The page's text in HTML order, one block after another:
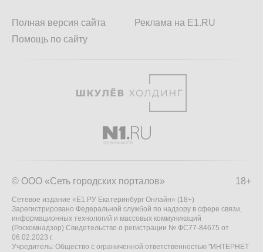
Полная версия сайта
Помощь по сайту
Реклама на E1.RU
18+
© ООО «Сеть городских порталов»
Сетевое издание «Е1.РУ Екатеринбург Онлайн» (18+)
Зарегистрировано Федеральной службой по надзору в сфере связи,
информационных технологий и массовых коммуникаций
(Роскомнадзор) Свидетельство о регистрации № ФС77-84675 от
06.02.2023 г.
Учредитель: Общество с ограниченной ответственностью "ИНТЕРНЕТ